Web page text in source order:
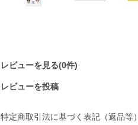
レビューを見る(0件)
レビューを投稿
特定商取引法に基づく表記（返品等）